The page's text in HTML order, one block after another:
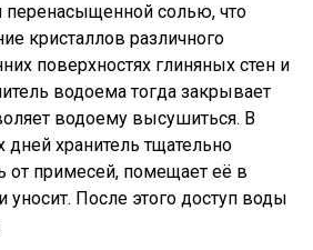
перенасыщенной солью, что
кристаллов различного
поверхностях глиняных стен и
водоема тогда закрывает
водоему высушиться. В
дней хранитель тщательно
от примесей, помещает её в
уносит. После этого доступ воды